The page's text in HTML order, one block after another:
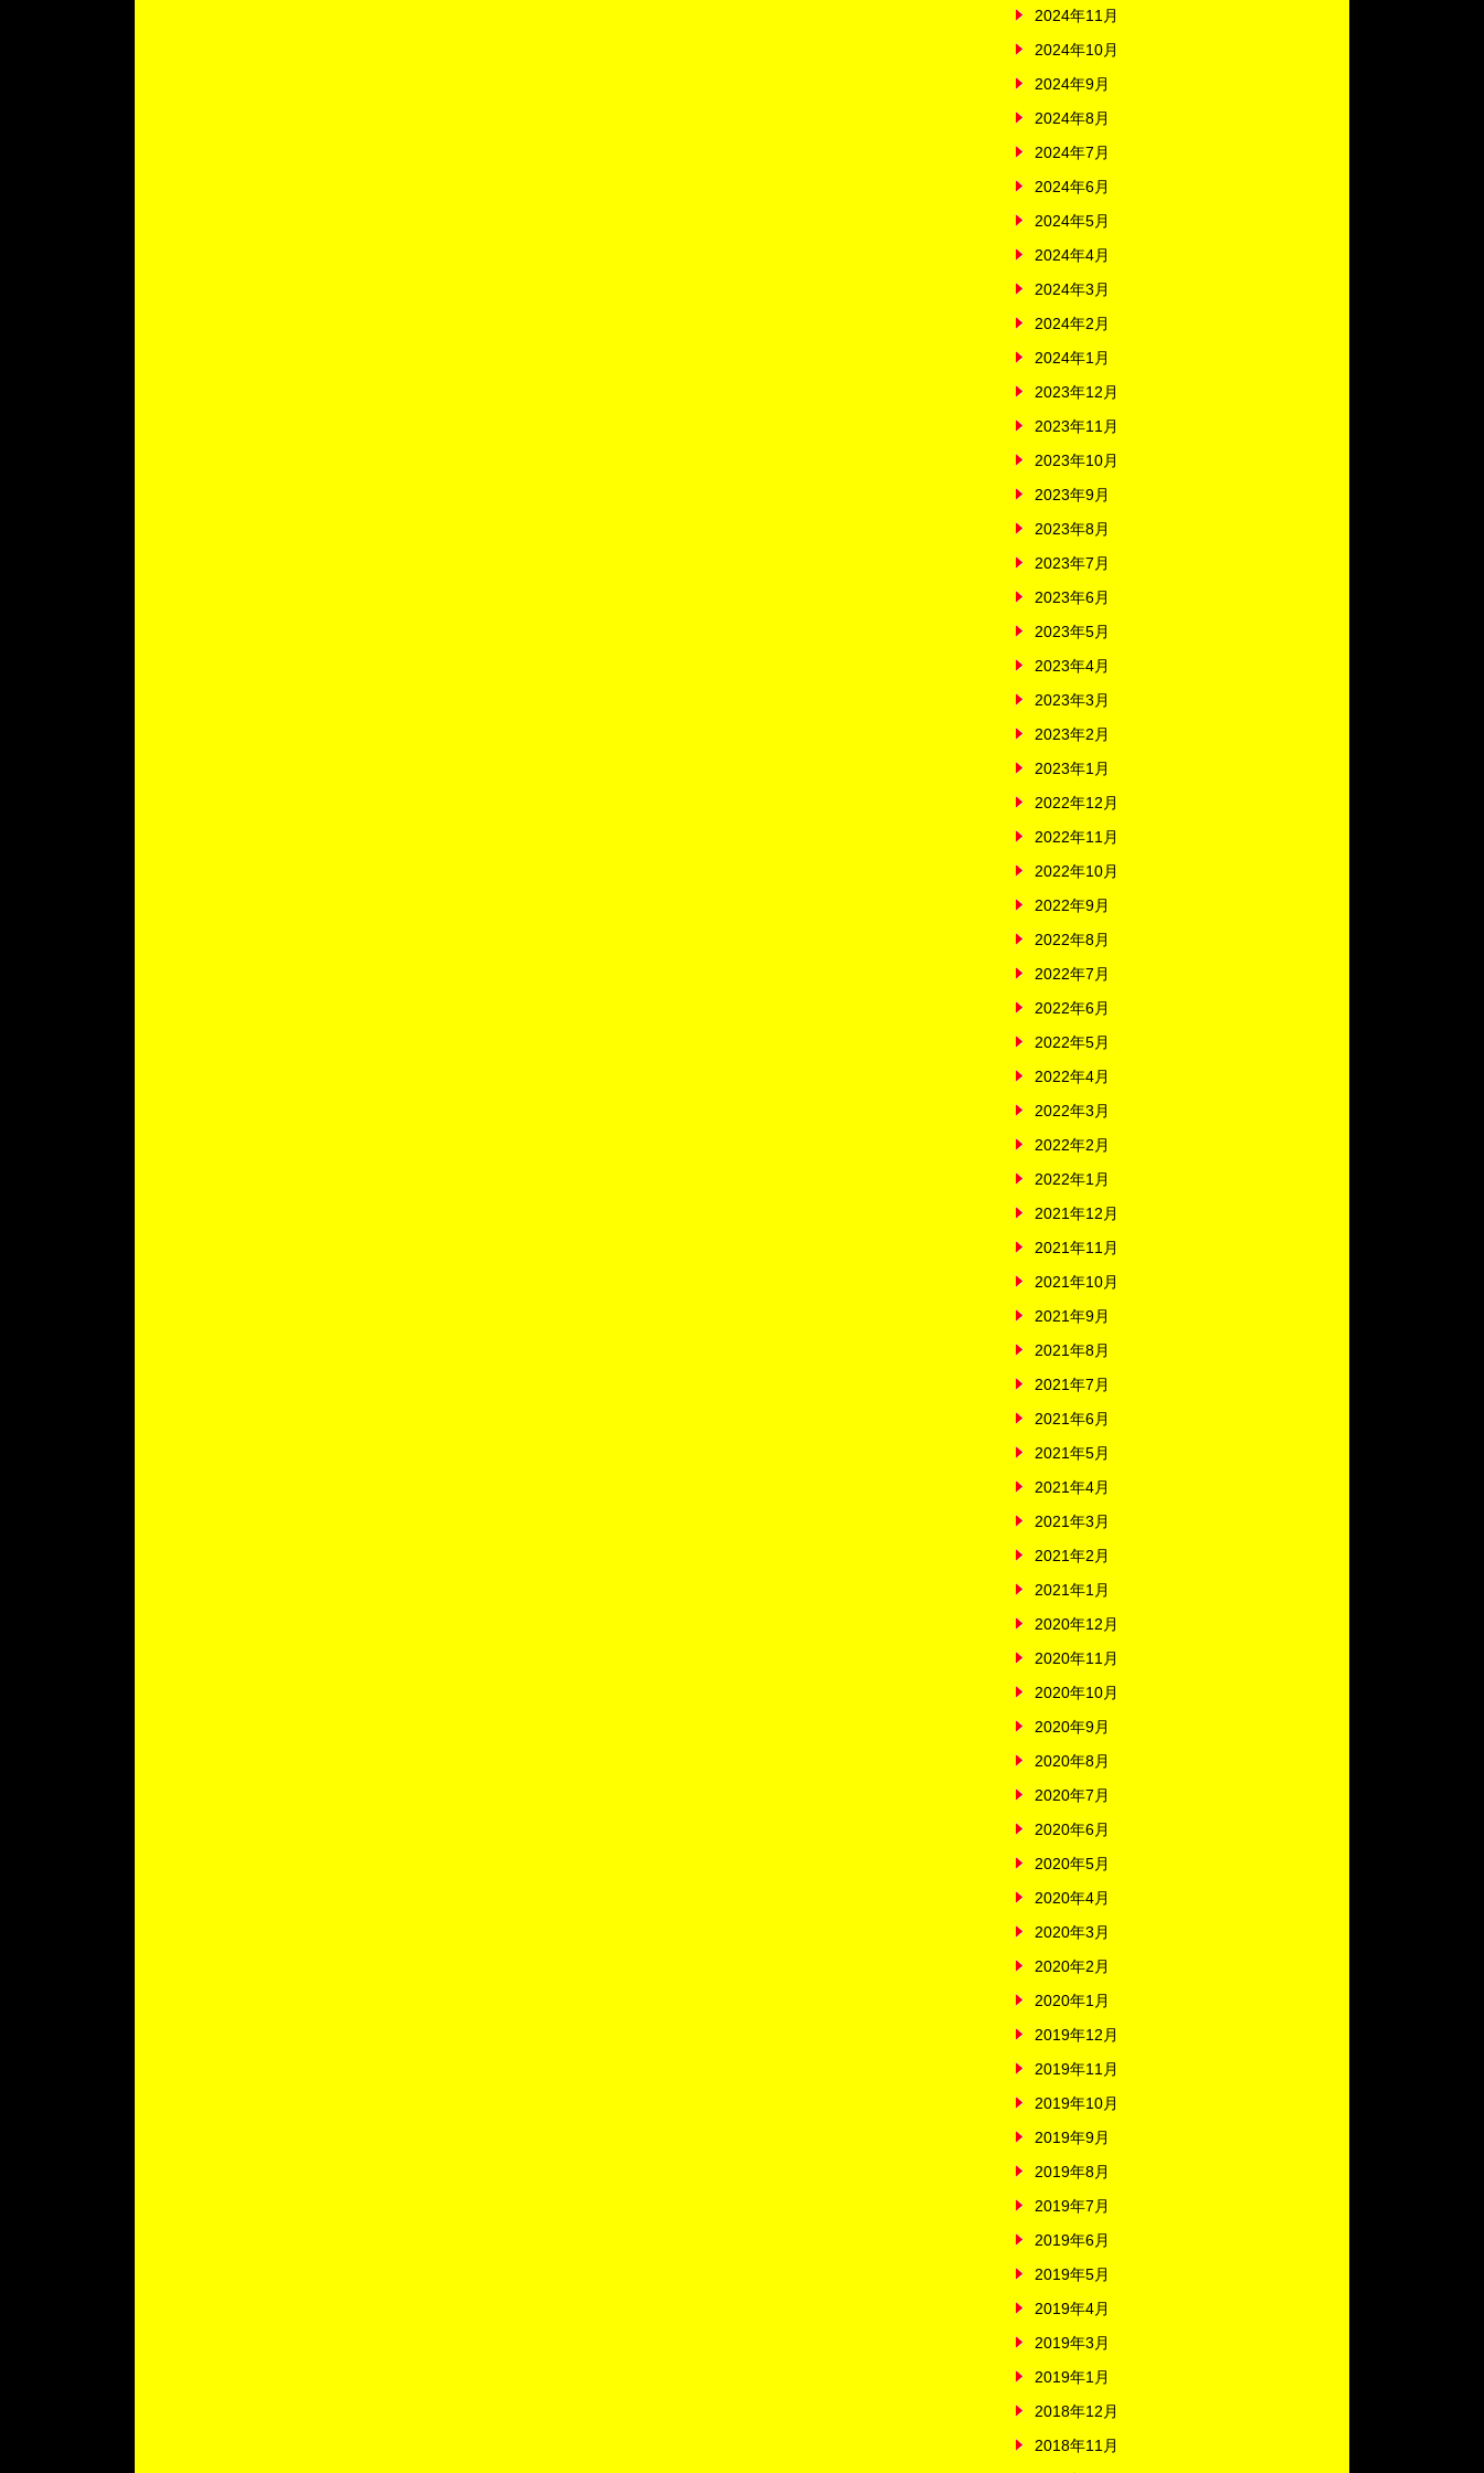
2024年11月
2024年10月
2024年9月
2024年8月
2024年7月
2024年6月
2024年5月
2024年4月
2024年3月
2024年2月
2024年1月
2023年12月
2023年11月
2023年10月
2023年9月
2023年8月
2023年7月
2023年6月
2023年5月
2023年4月
2023年3月
2023年2月
2023年1月
2022年12月
2022年11月
2022年10月
2022年9月
2022年8月
2022年7月
2022年6月
2022年5月
2022年4月
2022年3月
2022年2月
2022年1月
2021年12月
2021年11月
2021年10月
2021年9月
2021年8月
2021年7月
2021年6月
2021年5月
2021年4月
2021年3月
2021年2月
2021年1月
2020年12月
2020年11月
2020年10月
2020年9月
2020年8月
2020年7月
2020年6月
2020年5月
2020年4月
2020年3月
2020年2月
2020年1月
2019年12月
2019年11月
2019年10月
2019年9月
2019年8月
2019年7月
2019年6月
2019年5月
2019年4月
2019年3月
2019年1月
2018年12月
2018年11月